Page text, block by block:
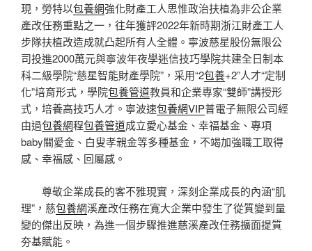
現，勞特以包養網強化財產工人思惟政治扶植為非公企業
產改任務重點之一，往年獲評2022年新時期浙江財產工人
步隊扶植改造成就凸起所有人全體。寧波慈星股份無限公
司投進2000萬元與寧波年夜學迷信技巧學院共建全日制本
科二級學院“慈星智能財產學院”，采用“2包養+2”人才“定制
化”培育形式，學院包養管道教員和企業專家“雙師”講授形
式，培養高技巧人才。寧波速包養網VIP普電子無限公司經
由過包養網程包養管道成立愛心基金、幸福基金、專項
baby關愛金、白叟孝親金等多種基金，不竭加強職工取得
感、幸福感、回屬感。
尊敬企業成長的客不雅現實，深刻企業成長的內涵“肌
理”，慈包養網溪產改任務在寬大企業中發生了從質變到量
變的傑出反映，為進一個步驟推進慈溪產改任務擴面提質
夯基賦能。